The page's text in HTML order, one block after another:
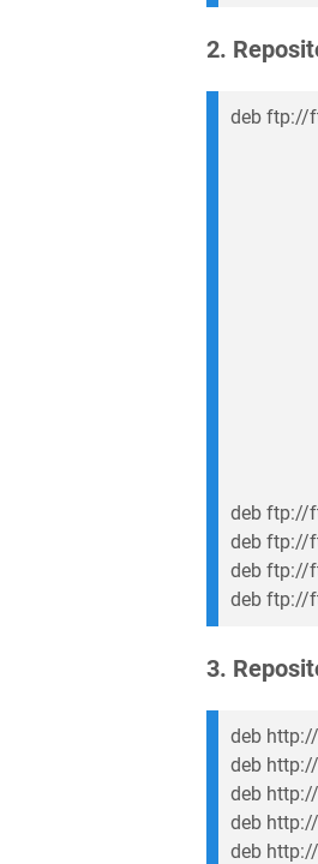
2.
deb ftp://
deb ftp://
deb ftp://
deb ftp://
deb ftp://
3.
deb
deb
deb
deb
deb